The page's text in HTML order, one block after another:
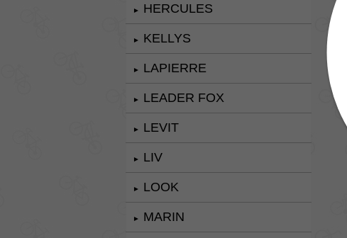
► HERCULES
► KELLYS
► LAPIERRE
► LEADER FOX
► LEVIT
► LIV
► LOOK
► MARIN